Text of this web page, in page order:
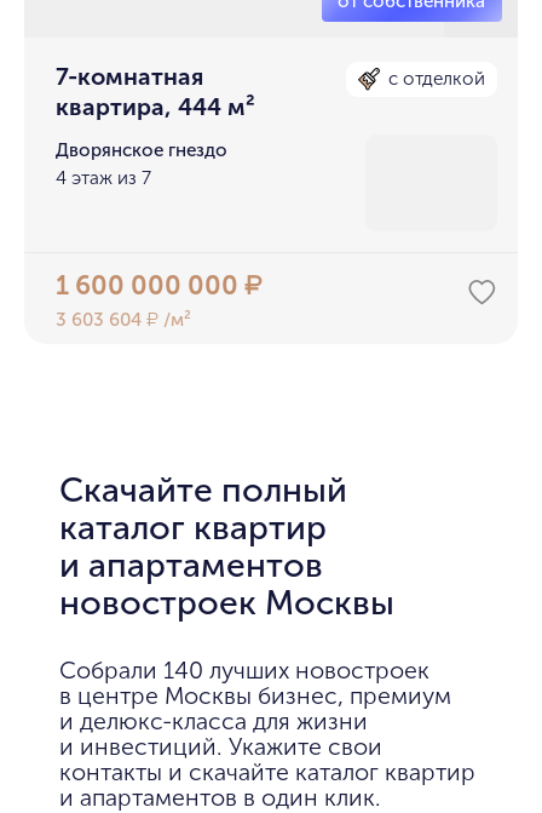
7-комнатная
квартира, 444 м²
с отделкой
Дворянское гнездо
4 этаж из 7
1 600 000 000₽
3 603 604₽ /м²
Скачайте полный
каталог квартир
и апартаментов
новостроек Москвы
Собрали 140 лучших новостроек
в центре Москвы бизнес, премиум
и делюкс-класса для жизни
и инвестиций. Укажите свои
контакты и скачайте каталог квартир
и апартаментов в один клик.